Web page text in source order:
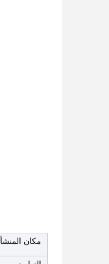
مكان المنشأ